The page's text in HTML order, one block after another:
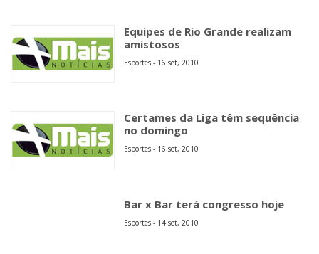
Equipes de Rio Grande realizam
amistosos
Esportes - 16 set, 2010
Certames da Liga têm sequência
no domingo
Esportes - 16 set, 2010
Bar x Bar terá congresso hoje
Esportes - 14 set, 2010